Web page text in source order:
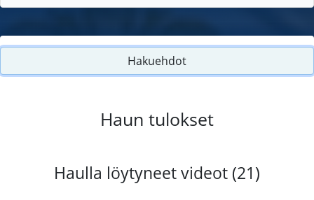
Hakuehdot
Haun tulokset
Haulla löytyneet videot (21)